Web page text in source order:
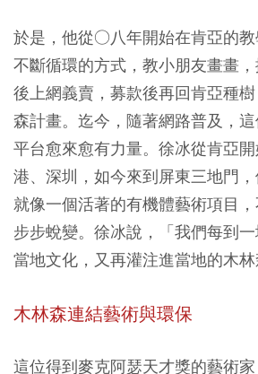
於是，他從○八年開始在肯亞的教
不斷循環的方式，教小朋友畫畫
後上網義賣，募款後再回肯亞種
森計畫。迄今，隨著網路普及，
平台愈來愈有力量。徐冰從肯亞
港、深圳，如今來到屏東三地門，
就像一個活著的有機體藝術項目
步步蛻變。徐冰說，「我們每到
當地文化，又再灌注進當地的木林
木林森連結藝術與環保
這位得到麥克阿瑟天才獎的藝術